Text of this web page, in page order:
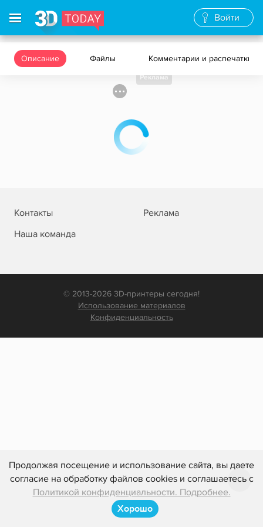
Продолжая посещение и использование сайта, вы даете
согласие на обработку файлов cookies и соглашаетесь с
Политикой конфиденциальности. Подробнее.
Хорошо
Войти
Описание Файлы Комментарии и распечатки
Реклама
Контакты
Реклама
Наша команда
© 2013-2026 3D-принтеры сегодня!
Использование материалов
Конфиденциальность